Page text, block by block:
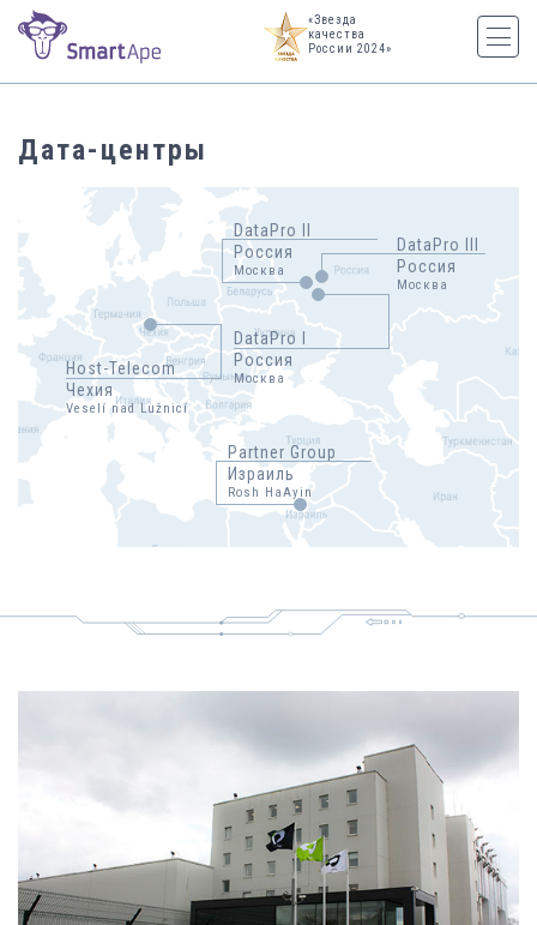
«Звезда
качества
России 2024»
Дата-центры
DataPro I
Россия
Москва
DataPro II
Россия
Москва
DataPro III
Россия
Москва
Host-Telecom
Чехия
Veselí nad Lužnicí
Partner Group
Израиль
Rosh HaAyin